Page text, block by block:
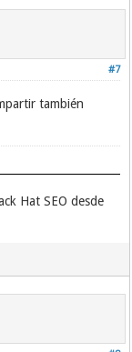
#7
también
Hat SEO desde